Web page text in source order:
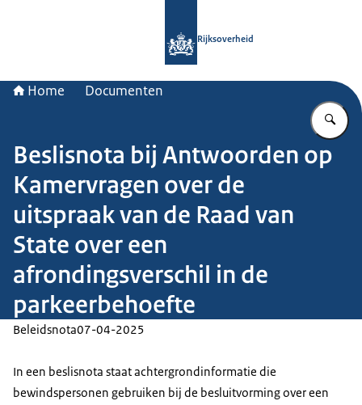
Rijksoverheid
Home Documenten
Beslisnota bij Antwoorden op
Kamervragen over de
uitspraak van de Raad van
State over een
afrondingsverschil in de
parkeerbehoefte
Beleidsnota07-04-2025
In een beslisnota staat achtergrondinformatie die
bewindspersonen gebruiken bij de besluitvorming over een